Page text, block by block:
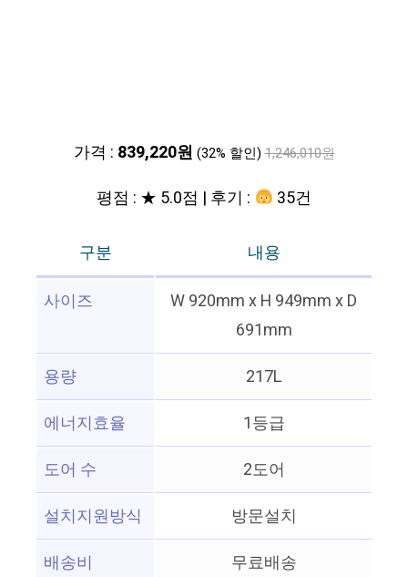
가격 : 839,220원 (32% 할인) 1,246,010원
평점 : ★ 5.0점 | 후기 : 35건
구분
내용
사이즈
W 920mm x H 949mm x D
691mm
용량
217L
에너지효율
1등급
도어 수
2도어
설치지원방식
방문설치
배송비
무료배송